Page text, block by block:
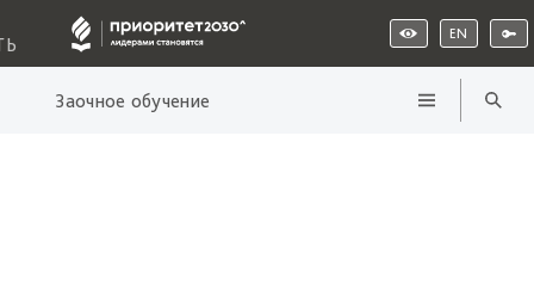
EN
Заочное обучение